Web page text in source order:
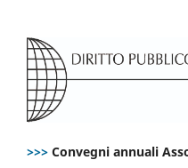
>>> Convegni annuali